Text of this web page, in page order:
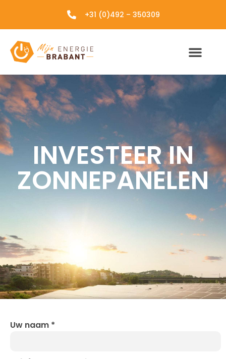
+31 (0)492 – 350309
INVESTEER IN
ZONNEPANELEN
Uw naam *